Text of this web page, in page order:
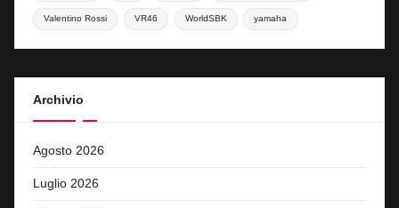
Valentino Rossi VR46 WorldSBK yamaha
Archivio
Agosto 2026
Luglio 2026